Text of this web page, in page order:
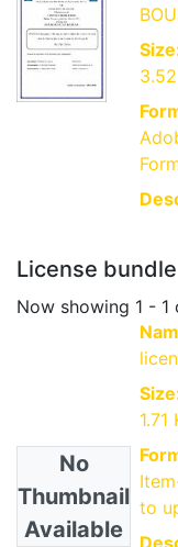
License bundle
Now showing 1 - 1
No
Thumbnail
Available
1.71
to